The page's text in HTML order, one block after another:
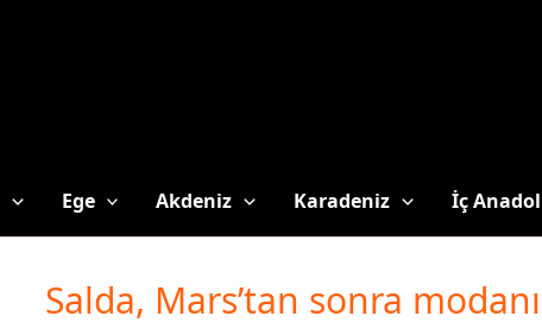
Ege Akdeniz Karadeniz İç
Salda, Mars’tan sonra